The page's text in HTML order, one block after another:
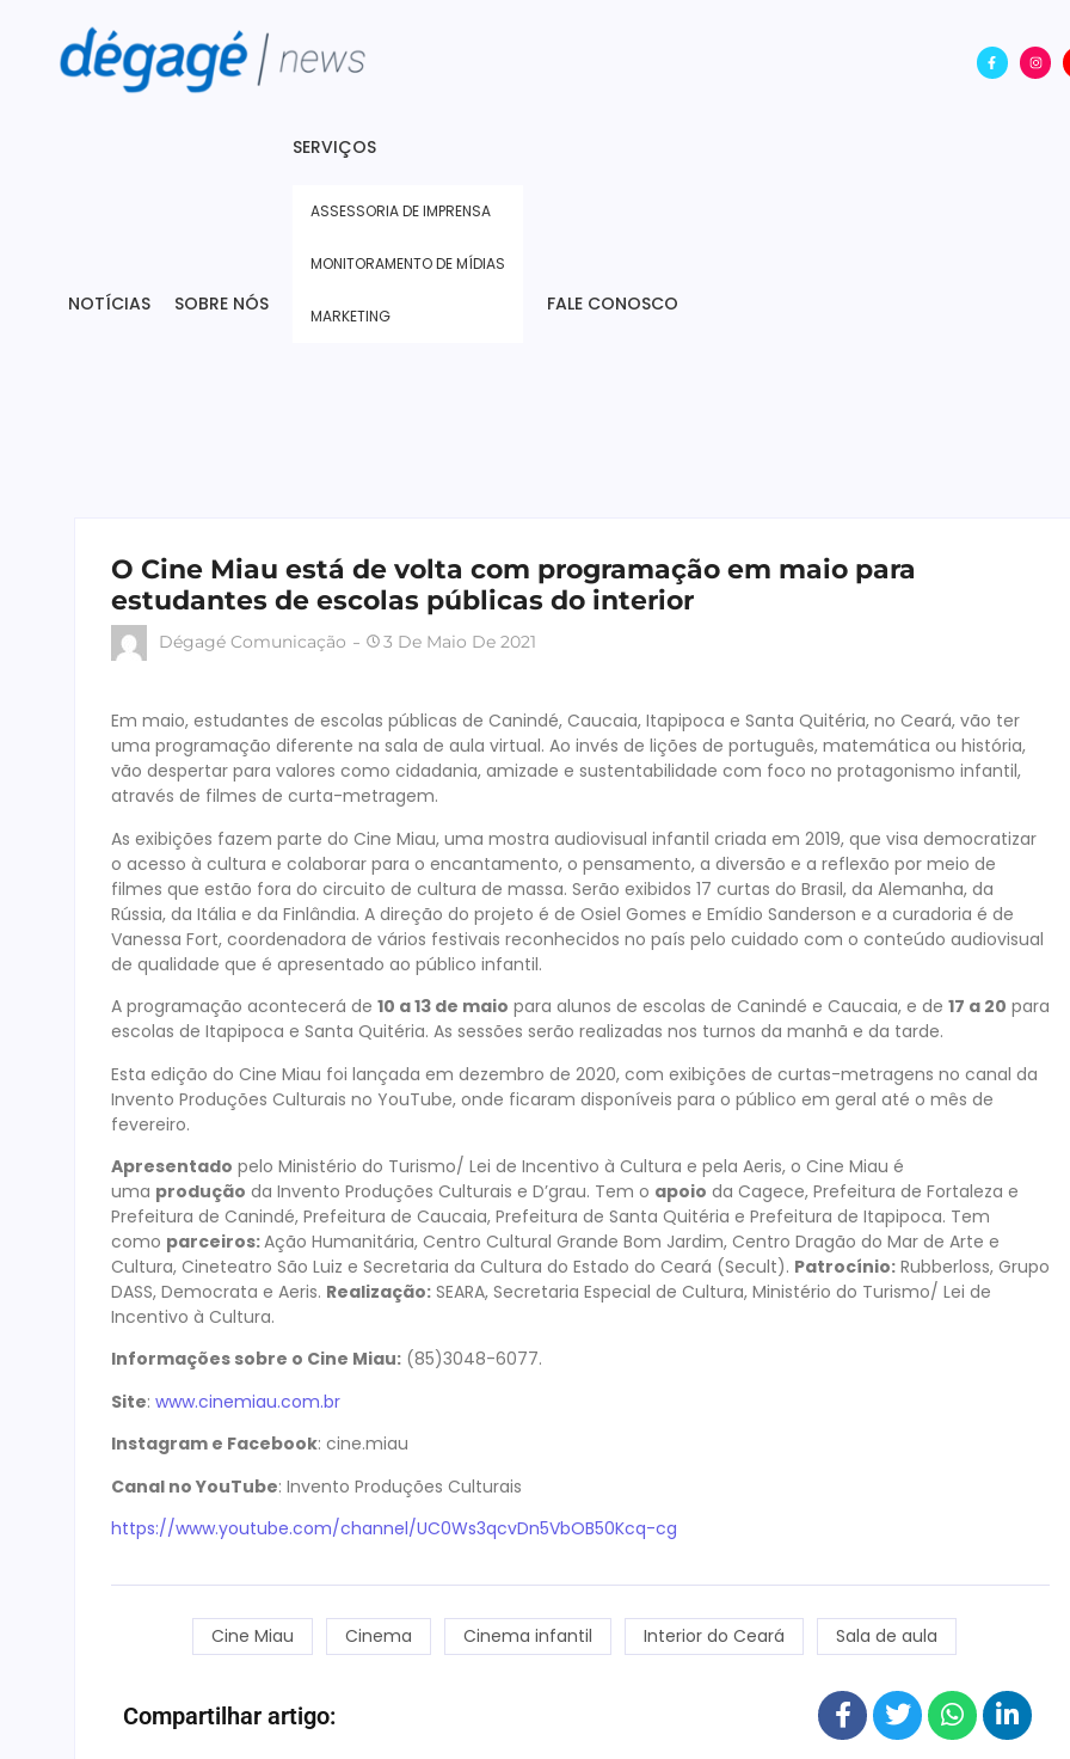
NOTÍCIAS SOBRE NÓS
SERVIÇOS
ASSESSORIA DE IMPRENSA
MONITORAMENTO DE MÍDIAS
MARKETING
FALE CONOSCO
O Cine Miau está de volta com programação em maio para
estudantes de escolas públicas do interior
Dégagé Comunicação 3 De Maio De 2021
Em maio, estudantes de escolas públicas de Canindé, Caucaia, Itapipoca e Santa Quitéria, no Ceará, vão ter
uma programação diferente na sala de aula virtual. Ao invés de lições de português, matemática ou história,
vão despertar para valores como cidadania, amizade e sustentabilidade com foco no protagonismo infantil,
através de filmes de curta-metragem.
As exibições fazem parte do Cine Miau, uma mostra audiovisual infantil criada em 2019, que visa democratizar
o acesso à cultura e colaborar para o encantamento, o pensamento, a diversão e a reflexão por meio de
filmes que estão fora do circuito de cultura de massa. Serão exibidos 17 curtas do Brasil, da Alemanha, da
Rússia, da Itália e da Finlândia. A direção do projeto é de Osiel Gomes e Emídio Sanderson e a curadoria é de
Vanessa Fort, coordenadora de vários festivais reconhecidos no país pelo cuidado com o conteúdo audiovisual
de qualidade que é apresentado ao público infantil.
A programação acontecerá de 10 a 13 de maio para alunos de escolas de Canindé e Caucaia, e de 17 a 20 para
escolas de Itapipoca e Santa Quitéria. As sessões serão realizadas nos turnos da manhã e da tarde.
Esta edição do Cine Miau foi lançada em dezembro de 2020, com exibições de curtas-metragens no canal da
Invento Produções Culturais no YouTube, onde ficaram disponíveis para o público em geral até o mês de
fevereiro.
Apresentado pelo Ministério do Turismo/ Lei de Incentivo à Cultura e pela Aeris, o Cine Miau é
uma produção da Invento Produções Culturais e D’grau. Tem o apoio da Cagece, Prefeitura de Fortaleza e
Prefeitura de Canindé, Prefeitura de Caucaia, Prefeitura de Santa Quitéria e Prefeitura de Itapipoca. Tem
como parceiros:Ação Humanitária, Centro Cultural Grande Bom Jardim, Centro Dragão do Mar de Arte e
Cultura, Cineteatro São Luiz e Secretaria da Cultura do Estado do Ceará (Secult). Patrocínio: Rubberloss, Grupo
DASS, Democrata e Aeris. Realização: SEARA, Secretaria Especial de Cultura, Ministério do Turismo/ Lei de
Incentivo à Cultura.
Informações sobre o Cine Miau: (85)3048-6077.
Site: www.cinemiau.com.br
Instagram e Facebook: cine.miau
Canal no YouTube: Invento Produções Culturais
https://www.youtube.com/channel/UC0Ws3qcvDn5VbOB50Kcq-cg
Cine Miau Cinema Cinema infantil Interior do Ceará Sala de aula
Compartilhar artigo: